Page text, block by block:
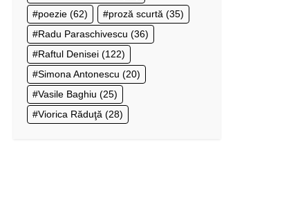
poezie (62) proză scurtă (35)
Radu Paraschivescu (36)
Raftul Denisei (122)
Simona Antonescu (20)
Vasile Baghiu (25)
Viorica Răduţă (28)